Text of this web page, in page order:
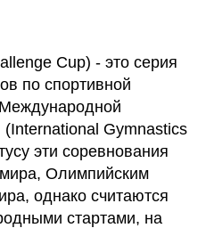
Cup) - это серия
по спортивной
Gymnastics
эти соревнования
Олимпийским
однако считаются
стартами, на